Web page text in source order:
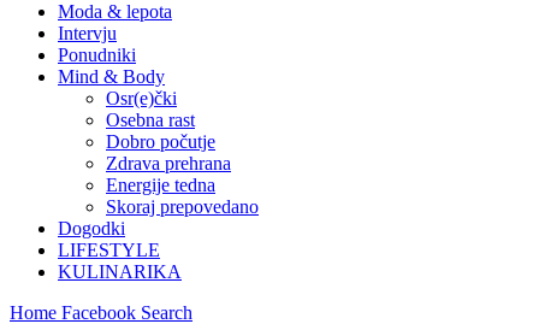
Moda & lepota
Intervju
Ponudniki
Mind & Body
Osr(e)čki
Osebna rast
Dobro počutje
Zdrava prehrana
Energije tedna
Skoraj prepovedano
Dogodki
LIFESTYLE
KULINARIKA
Home Facebook Search